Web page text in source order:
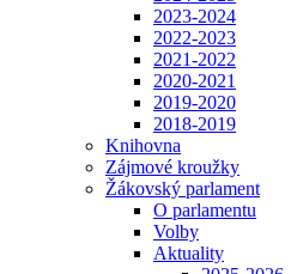
2023-2024
2022-2023
2021-2022
2020-2021
2019-2020
2018-2019
Knihovna
Zájmové kroužky
Žákovský parlament
O parlamentu
Volby
Aktuality